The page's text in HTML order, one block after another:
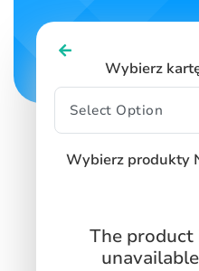
Wybierz
Wybierz produkty
The